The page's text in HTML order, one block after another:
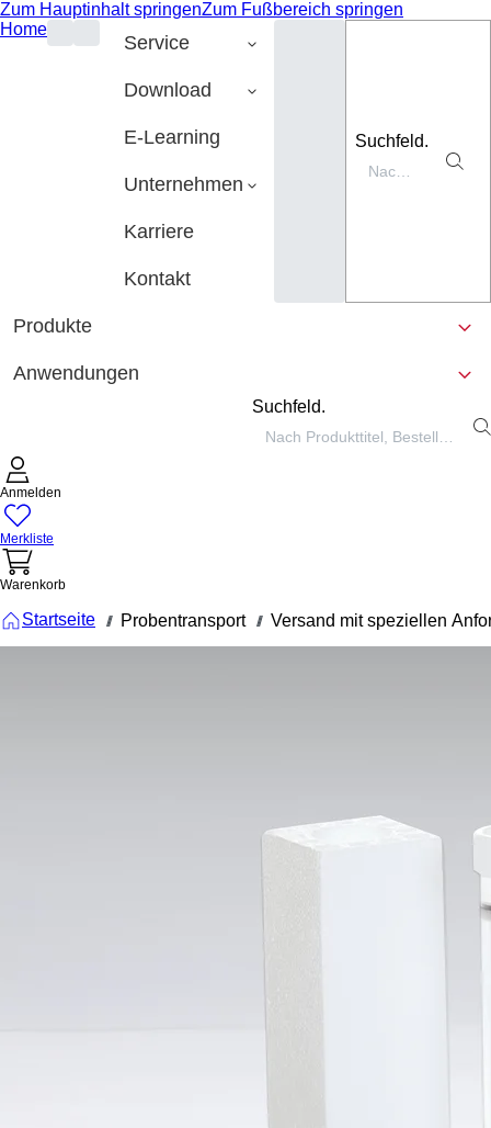
Zum Hauptinhalt springenZum Fußbereich springen
Home
Service
Download
E-Learning
Unternehmen
Karriere
Kontakt
Suchfeld.
Produkte
Anwendungen
Suchfeld.
Anmelden
Merkliste
Warenkorb
Startseite /// Probentransport /// Versand mit speziellen